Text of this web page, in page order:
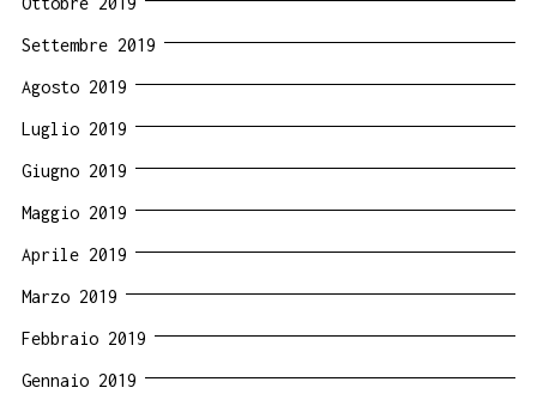
Settembre 2019
Agosto 2019
Luglio 2019
Giugno 2019
Maggio 2019
Aprile 2019
Marzo 2019
Febbraio 2019
Gennaio 2019